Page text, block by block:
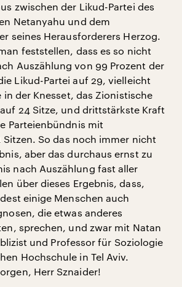
zwischen der Likud-Partei des
Netanyahu und dem
seines Herausforderers Herzog.
feststellen, dass es so nicht
Auszählung von 99 Prozent der
Likud-Partei auf 29, vielleicht
in der Knesset, das Zionistische
24 Sitze, und drittstärkste Kraft
Parteienbündnis mit
So das noch immer nicht
aber das durchaus ernst zu
nach Auszählung fast aller
über dieses Ergebnis, dass,
einige Menschen auch
die etwas anderes
sprechen, und zwar mit Natan
und Professor für Soziologie
Hochschule in Tel Aviv.
Herr Sznaider!